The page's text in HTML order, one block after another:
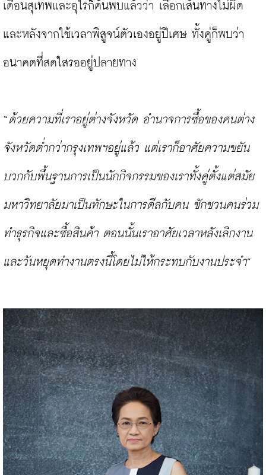
เดือนสุเทพและอุไรก็ค้นพบแล้วว่า เลือกเส้นทางไม่ผิด
และหลังจากใช้เวลาพิสูจน์ตัวเองอยู่ปีเศษ ทั้งคู่ก็พบว่า
อนาคตที่สดใสรออยู่ปลายทาง
“ด้วยความที่เราอยู่ต่างจังหวัด อำนาจการซื้อของคนต่าง
จังหวัดต่ำกว่ากรุงเทพฯอยู่แล้ว แต่เราก็อาศัยความขยัน
บวกกับพื้นฐานการเป็นนักกิจกรรมของเราทั้งคู่ตั้งแต่สมัย
มหาวิทยาลัยมาเป็นทักษะในการดีลกับคน ชักชวนคนร่วม
ทำธุรกิจและซื้อสินค้า ตอนนั้นเราอาศัยเวลาหลังเลิกงาน
และวันหยุดทำงานตรงนี้โดยไม่ให้กระทบกับงานประจำ”